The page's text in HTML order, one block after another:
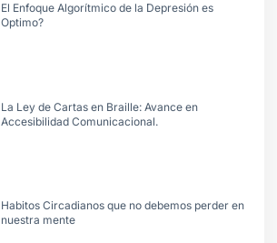
El Enfoque Algorítmico de la Depresión es
Optimo?
La Ley de Cartas en Braille: Avance en
Accesibilidad Comunicacional.
Habitos Circadianos que no debemos perder en
nuestra mente